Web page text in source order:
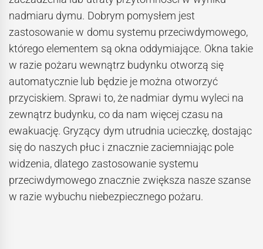
nadmiaru dymu. Dobrym pomysłem jest
zastosowanie w domu systemu przeciwdymowego,
którego elementem są okna oddymiające. Okna takie
w razie pożaru wewnątrz budynku otworzą się
automatycznie lub będzie je można otworzyć
przyciskiem. Sprawi to, że nadmiar dymu wyleci na
zewnątrz budynku, co da nam więcej czasu na
ewakuację. Gryzący dym utrudnia ucieczkę, dostając
się do naszych płuc i znacznie zaciemniając pole
widzenia, dlatego zastosowanie systemu
przeciwdymowego znacznie zwiększa nasze szanse
w razie wybuchu niebezpiecznego pożaru.